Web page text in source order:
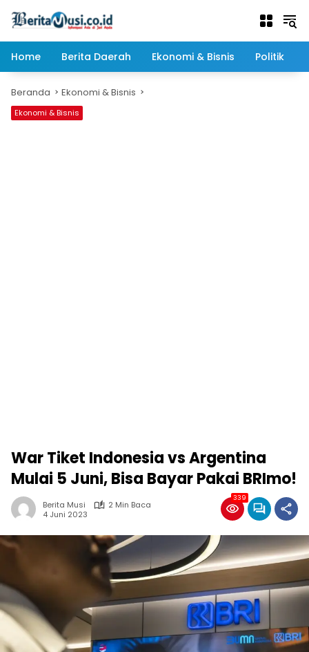
Home
Berita Daerah Ekonomi & Bisnis Politik
Beranda Ekonomi & Bisnis
Ekonomi & Bisnis
War Tiket Indonesia vs Argentina
Mulai 5 Juni, Bisa Bayar Pakai BRImo!
Berita Musi
2 Min Baca
4 Juni 2023
339